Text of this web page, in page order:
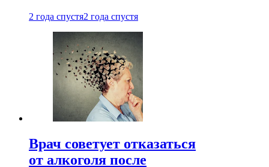
2 года спустя2 года спустя
Врач советует отказаться
от алкоголя после